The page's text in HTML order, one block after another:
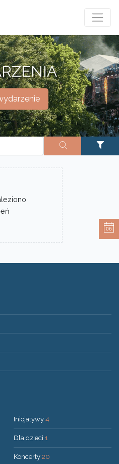
Inicjatywy 4
Dla dzieci 1
Koncerty 20
06